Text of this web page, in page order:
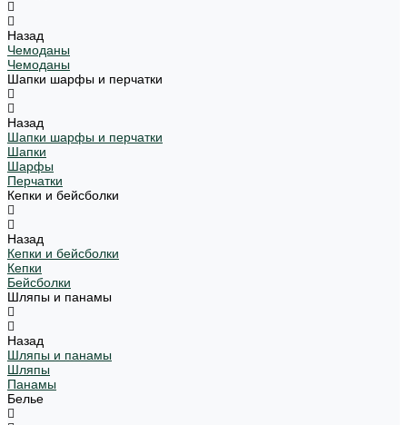
Назад
Чемоданы
Чемоданы
Шапки шарфы и перчатки
Назад
Шапки шарфы и перчатки
Шапки
Шарфы
Перчатки
Кепки и бейсболки
Назад
Кепки и бейсболки
Кепки
Бейсболки
Шляпы и панамы
Назад
Шляпы и панамы
Шляпы
Панамы
Белье